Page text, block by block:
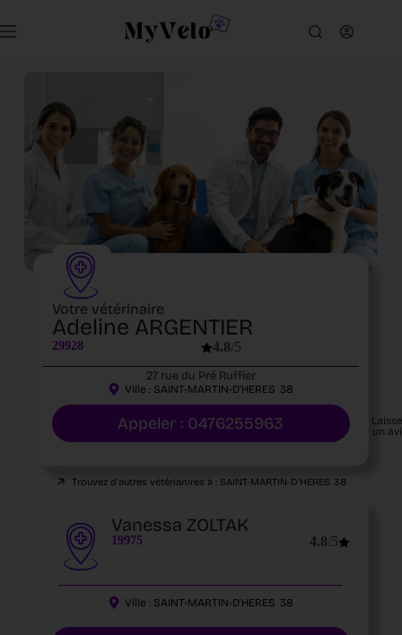
Votre vétérinaire
Adeline ARGENTIER
29928 4.8/5
27 rue du Pré Ruffier
Ville : SAINT-MARTIN-D'HERES 38
Appeler : 0476255963
un
Trouvez d'autres vétérianires à : SAINT-MARTIN-D'HERES 38
Vanessa ZOLTAK
19975 4.8/5
Ville : SAINT-MARTIN-D'HERES 38